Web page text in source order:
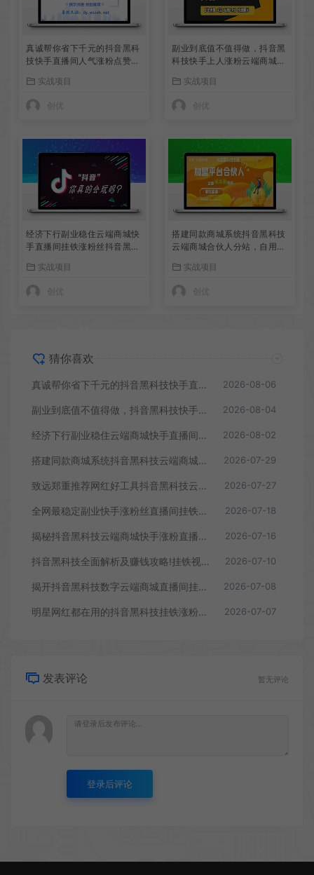
真诚帮你省下千元的抖音黑科
技快手直播间人气涨粉点赞云
实战项目
副业到底值不值得做，抖音黑
科技快手上人涨粉云端商城真
实战项目
经济下行副业稳住云端商城快
手直播间挂铁涨粉丝抖音黑科
实战项目
搭建同款商城系统抖音黑科技
云端商城合伙人分站，自用省
实战项目
猜你喜欢
真诚帮你省下千元的抖音黑科技快手直播间人气涨粉点赞云端商城免费送 2026-08-06
副业到底值不值得做，抖音黑科技快手上人涨粉云端商城真能逆袭赚钱 2026-08-04
经济下行副业稳住云端商城快手直播间挂铁涨粉丝抖音黑科技实操 2026-08-02
搭建同款商城系统抖音黑科技云端商城合伙人分站，自用省钱，副业赚钱 2026-07-29
致远郑重推荐网红好工具抖音黑科技云端商城，自用赚钱两不误 2026-07-27
全网最稳定副业快手涨粉丝直播间挂铁云端商城抖音黑科技合伙人 2026-07-18
揭秘抖音黑科技云端商城快手涨粉直播间挂铁点赞软件赚钱秘籍招合伙人 2026-07-16
抖音黑科技全面解析及赚钱攻略!挂铁视频号快手云端商城免费送！ 2026-07-10
揭开抖音黑科技数字云端商城直播间挂铁涨粉丝点赞超低价投流真相及月赚10万+的底层逻辑 2026-07-08
明星网红都在用的抖音黑科技挂铁涨粉兵马俑商城云端商城招代理 2026-07-07
发表评论 暂无评论
登录后评论